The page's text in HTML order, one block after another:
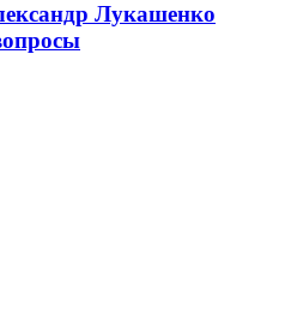
Лукашенко